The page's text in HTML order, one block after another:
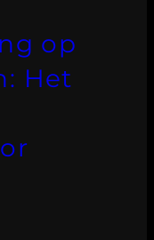
op
Het